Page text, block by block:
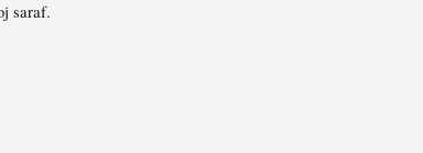
saraf.